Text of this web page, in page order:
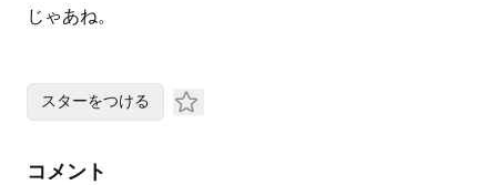
じゃあね。
スターをつける
コメント